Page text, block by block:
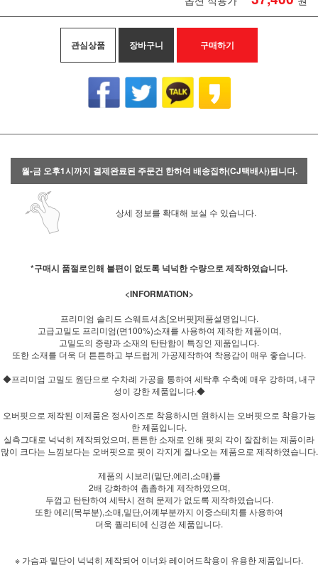
관심상품 장바구니 구매하기
월-금 오후1시까지 결제완료된 주문건 한하여 배송집하(CJ택배사)됩니다.
상세 정보를 확대해 보실 수 있습니다.
*구매시 품절로인해 불편이 없도록 넉넉한 수량으로 제작하였습니다.
<INFORMATION>
프리미엄 솔리드 스웨트셔츠[오버핏]제품설명입니다.
고급고밀도 프리미엄(면100%)소재를 사용하여 제작한 제품이며,
고밀도의 중량과 소재의 탄탄함이 특징인 제품입니다.
또한 소재를 더욱 더 튼튼하고 부드럽게 가공제작하여 착용감이 매우 좋습니다.
◆프리미엄 고밀도 원단으로 수차례 가공을 통하여 세탁후 수축에 매우 강하며, 내구
성이 강한 제품입니다.◆
오버핏으로 제작된 이제품은 정사이즈로 착용하시면 원하시는 오버핏으로 착용가능
한 제품입니다.
실측그대로 넉넉히 제작되었으며, 튼튼한 소재로 인해 핏의 각이 잘잡히는 제품이라
많이 크다는 느낌보다는 오버핏으로 핏이 각지게 잘나오는 제품으로 제작하였습니다.
제품의 시보리(밑단,에리,소매)를
2배 강화하여 촘촘하게 제작하였으며,
두껍고 탄탄하여 세탁시 전혀 문제가 없도록 제작하였습니다.
또한 에리(목부분),소매,밑단,어께부분까지 이중스테치를 사용하여
더욱 퀄리티에 신경쓴 제품입니다.
※ 가슴과 밑단이 넉넉히 제작되어 이너와 레이어드착용이 유용한 제품입니다.